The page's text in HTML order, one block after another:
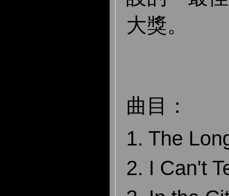
大獎。
曲目：
1. The
2. I Can't